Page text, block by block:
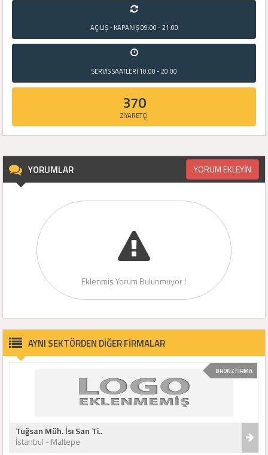
AÇILIŞ - KAPANIŞ09:00 - 21:00
SERVİS SAATLERİ 10:00 - 20:00
370
ZİYARETÇİ
YORUMLAR YORUM EKLEYİN
Eklenmiş Yorum Bulunmuyor !
AYNI SEKTÖRDEN DİĞER FİRMALAR
BRONZ FİRMA
Tuğsan Müh. İsı San Ti..
İstanbul - Maltepe